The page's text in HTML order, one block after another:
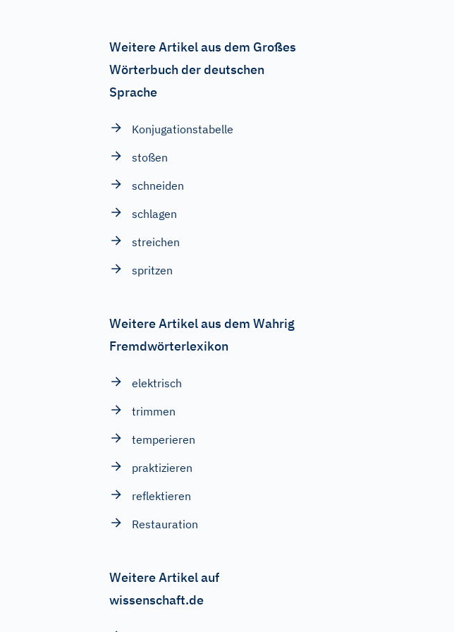
Weitere Artikel aus dem Großes
Wörterbuch der deutschen
Sprache
Konjugationstabelle
stoßen
schneiden
schlagen
streichen
spritzen
Weitere Artikel aus dem Wahrig
Fremdwörterlexikon
elektrisch
trimmen
temperieren
praktizieren
reflektieren
Restauration
Weitere Artikel auf
wissenschaft.de